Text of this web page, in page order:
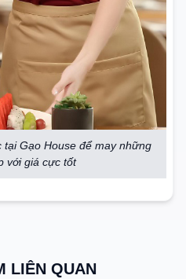
Gạo House để may những
với giá cực tốt
LIÊN QUAN